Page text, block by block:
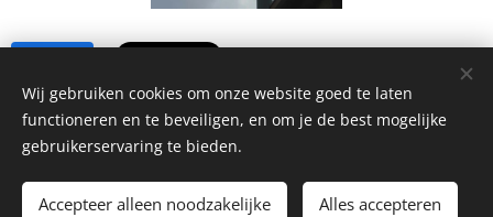
Cookies
Wij gebruiken cookies om onze website goed te laten
functioneren en te beveiligen, en om je de best mogelijke
gebruikerservaring te bieden.
Accepteer alleen noodzakelijke Alles accepteren